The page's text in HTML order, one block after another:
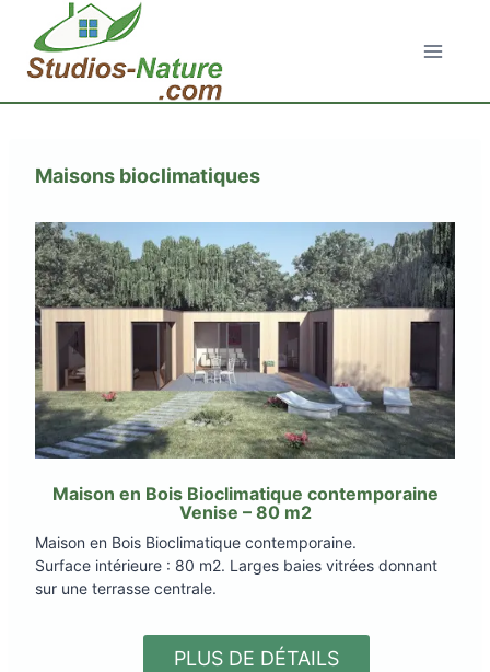
contenu
Maisons bioclimatiques
Maison en Bois Bioclimatique contemporaine
Venise – 80 m2
Maison en Bois Bioclimatique contemporaine.
Surface intérieure : 80 m2. Larges baies vitrées donnant
sur une terrasse centrale.
PLUS DE DÉTAILS